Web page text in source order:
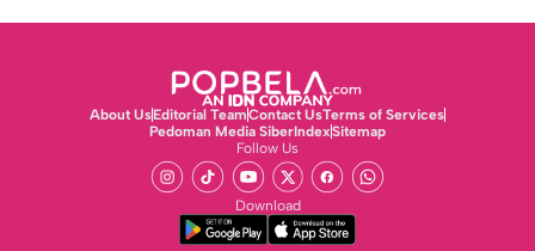
About UsEditorial TeamContact UsTerms of Services
Pedoman Media SiberIndexSitemap
Follow Us
Download